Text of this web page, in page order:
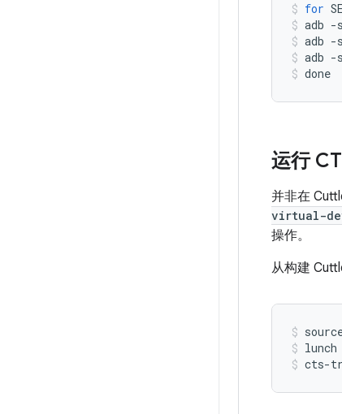
for
adb -s
adb -s
adb -s
done
运行
并非在
virtual-
操作。
从构建
lunch
cts-